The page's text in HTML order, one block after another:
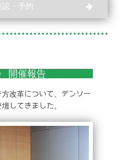
認・予約
開催報告
改革について、デンソー
してきました。